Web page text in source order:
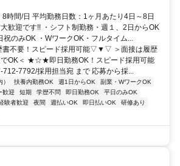
）東口徒歩約26分
時間/日 平均勤務日数：1ヶ月あたり4日～8日
歓迎です!! ・シフト制勤務・週１、2日からOK
祝のみOK ・WワークOK・フルタイム...
不要！スピード採用可能▽▼▽ ＞面接は履歴
でOK＜ ★☆★即日勤務OK！スピード採用可能
7792/採用担当宛 まで 応募から採...
扶養内勤務OK 週1日からOK
副業・WワークOK
歓迎 短期 学歴不問 即日勤務OK
平日のみOK
験者歓迎 夜間 週払いOK 即日払いOK
研修あり